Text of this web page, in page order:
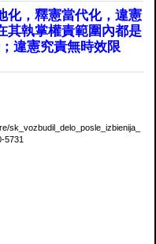
化，釋憲當代化，違憲
其執掌權責範圍內都是
違憲究責無時效限
sk_vozbudil_delo_posle_izbienija_
5731